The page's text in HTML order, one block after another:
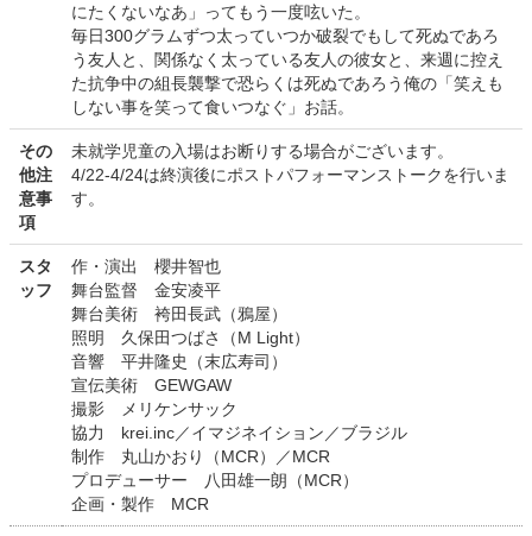
にたくないなあ」ってもう一度呟いた。
毎日300グラムずつ太っていつか破裂でもして死ぬであろ
う友人と、関係なく太っている友人の彼女と、来週に控え
た抗争中の組長襲撃で恐らくは死ぬであろう俺の「笑えも
しない事を笑って食いつなぐ」お話。
その
他注
意事
項
未就学児童の入場はお断りする場合がございます。
4/22-4/24は終演後にポストパフォーマンストークを行いま
す。
スタ
ッフ
作・演出 櫻井智也
舞台監督 金安凌平
舞台美術 袴田長武（鴉屋）
照明 久保田つばさ（M Light）
音響 平井隆史（末広寿司）
宣伝美術 GEWGAW
撮影 メリケンサック
協力 krei.inc／イマジネイション／ブラジル
制作 丸山かおり（MCR）／MCR
プロデューサー 八田雄一朗（MCR）
企画・製作 MCR